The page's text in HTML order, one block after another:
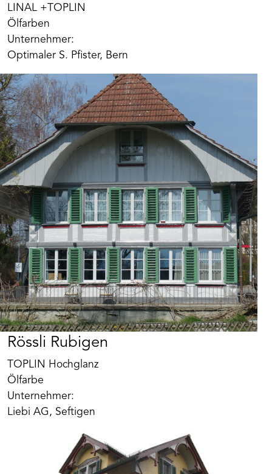
LINAL +TOPLIN
Ölfarben
Unternehmer:
Optimaler S. Pfister, Bern
Rössli Rubigen
TOPLIN Hochglanz
Ölfarbe
Unternehmer:
Liebi AG, Seftigen